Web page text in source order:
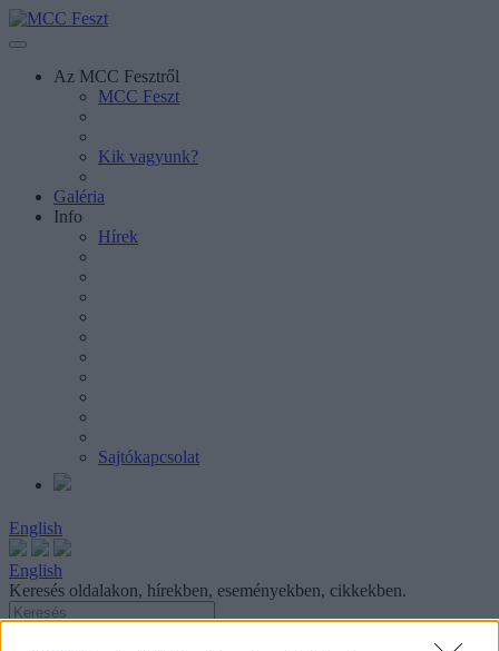
Az MCC Fesztről
MCC Feszt
Kik vagyunk?
Galéria
Info
Hírek
Sajtókapcsolat
English
English
Keresés oldalakon, hírekben, eseményekben, cikkekben.